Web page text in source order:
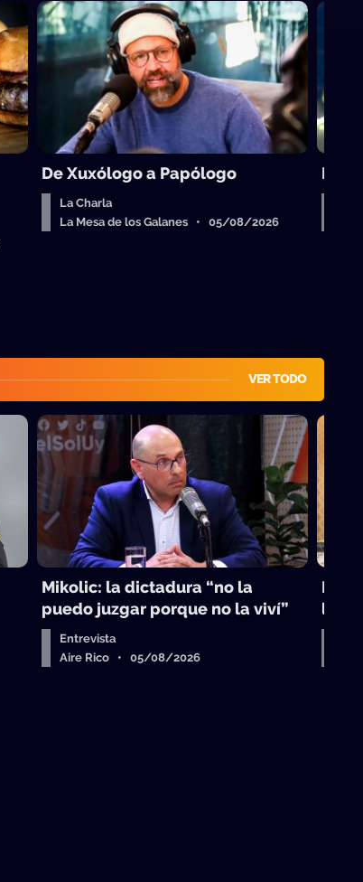
De Xuxólogo a Papólogo
La Charla
La Mesa de los Galanes • 05/08/2026
VER TODO
Mikolic: la dictadura “no la
puedo juzgar porque no la viví”
Entrevista
Aire Rico • 05/08/2026
La